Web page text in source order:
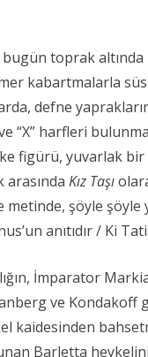
toprak
kabartmalarla
defne
“X” harfleri
figürü, yuvarlak bir
arasında Kız Taşı
şöyle
anıtıdır / Ki
İmparator
ve Kondakoff
kaidesinden
Barletta